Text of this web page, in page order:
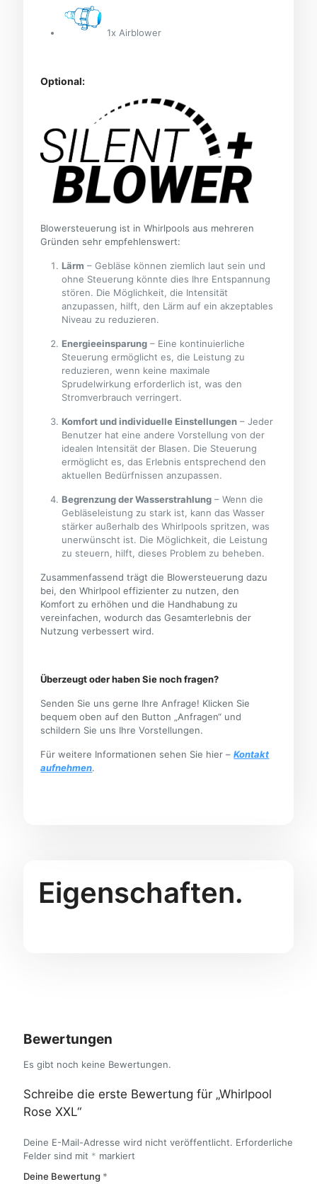
1x Airblower
Optional:
Blowersteuerung ist in Whirlpools aus mehreren
Gründen sehr empfehlenswert:
Lärm – Gebläse können ziemlich laut sein und
ohne Steuerung könnte dies Ihre Entspannung
stören. Die Möglichkeit, die Intensität
anzupassen, hilft, den Lärm auf ein akzeptables
Niveau zu reduzieren.
Energieeinsparung – Eine kontinuierliche
Steuerung ermöglicht es, die Leistung zu
reduzieren, wenn keine maximale
Sprudelwirkung erforderlich ist, was den
Stromverbrauch verringert.
Komfort und individuelle Einstellungen – Jeder
Benutzer hat eine andere Vorstellung von der
idealen Intensität der Blasen. Die Steuerung
ermöglicht es, das Erlebnis entsprechend den
aktuellen Bedürfnissen anzupassen.
Begrenzung der Wasserstrahlung – Wenn die
Gebläseleistung zu stark ist, kann das Wasser
stärker außerhalb des Whirlpools spritzen, was
unerwünscht ist. Die Möglichkeit, die Leistung
zu steuern, hilft, dieses Problem zu beheben.
Zusammenfassend trägt die Blowersteuerung dazu
bei, den Whirlpool effizienter zu nutzen, den
Komfort zu erhöhen und die Handhabung zu
vereinfachen, wodurch das Gesamterlebnis der
Nutzung verbessert wird.
Überzeugt oder haben Sie noch fragen?
Senden Sie uns gerne Ihre Anfrage! Klicken Sie
bequem oben auf den Button „Anfragen“ und
schildern Sie uns Ihre Vorstellungen.
Für weitere Informationen sehen Sie hier –Kontakt
aufnehmen.
Eigenschaften.
Bewertungen
Es gibt noch keine Bewertungen.
Schreibe die erste Bewertung für „Whirlpool
Rose XXL“
Deine E-Mail-Adresse wird nicht veröffentlicht. Erforderliche
Felder sind mit * markiert
Deine Bewertung *